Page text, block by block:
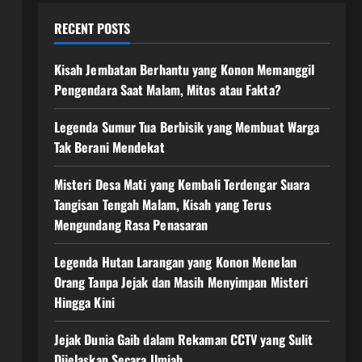
RECENT POSTS
Kisah Jembatan Berhantu yang Konon Memanggil
Pengendara Saat Malam, Mitos atau Fakta?
Legenda Sumur Tua Berbisik yang Membuat Warga
Tak Berani Mendekat
Misteri Desa Mati yang Kembali Terdengar Suara
Tangisan Tengah Malam, Kisah yang Terus
Mengundang Rasa Penasaran
Legenda Hutan Larangan yang Konon Menelan
Orang Tanpa Jejak dan Masih Menyimpan Misteri
Hingga Kini
Jejak Dunia Gaib dalam Rekaman CCTV yang Sulit